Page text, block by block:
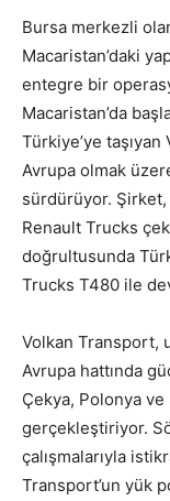
Bursa merkezli
Macaristan’daki
entegre bir
Macaristan’da
Türkiye’ye
Avrupa olmak
sürdürüyor. Şirket,
Renault Trucks
doğrultusunda
Trucks T480 ile
Volkan Transport,
Avrupa hattında
Çekya, Polonya
gerçekleştiriyor.
çalışmalarıyla
Transport’un yük